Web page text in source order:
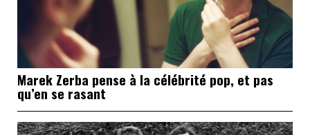
Marek Zerba pense à la célébrité pop, et pas
qu’en se rasant